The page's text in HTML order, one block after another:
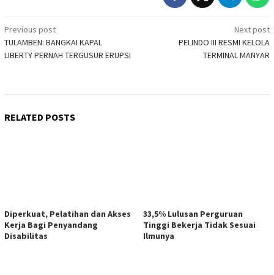
Post
navigation
Previous post
TULAMBEN: BANGKAI KAPAL
LIBERTY PERNAH TERGUSUR ERUPSI
Next post
PELINDO III RESMI KELOLA
TERMINAL MANYAR
RELATED POSTS
Diperkuat, Pelatihan dan Akses
Kerja Bagi Penyandang
Disabilitas
33,5% Lulusan Perguruan
Tinggi Bekerja Tidak Sesuai
Ilmunya